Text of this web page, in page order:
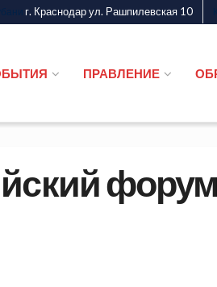
г. Краснодар ул. Рашпилевская 10
ПРАВЛЕНИЕ
форум